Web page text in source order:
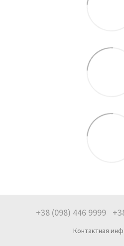
+38 (098) 446 9999
Контактная